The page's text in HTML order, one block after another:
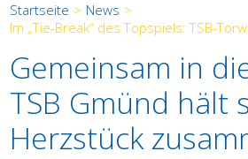
Startseite > News >
Im „Tie-Break“ des Topspiels: TSB-
Gemeinsam in
TSB Gmünd hält
Herzstück